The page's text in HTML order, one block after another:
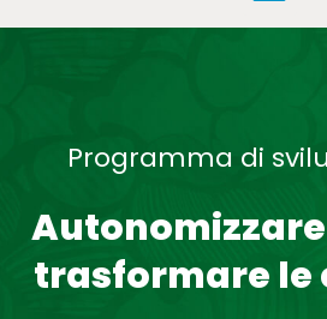
Programma di
trasformare le